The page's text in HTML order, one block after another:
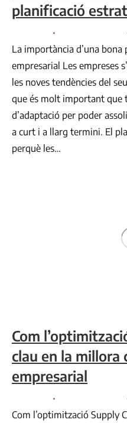
planificació
La importància d’una
empresarial Les empreses
les noves tendències del
que és molt important que
d’adaptació per poder
a curt i a llarg termini. El
perquè les…
Com
clau en la
empresarial
Com l’optimització Supply